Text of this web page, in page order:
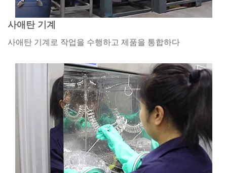
사애탄 기계
사애탄 기계로 작업을 수행하고 제품을 통합하다